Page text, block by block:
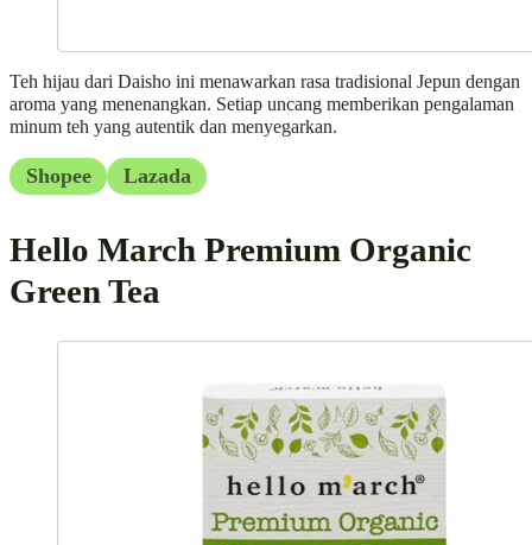
Teh hijau dari Daisho ini menawarkan rasa tradisional Jepun dengan
aroma yang menenangkan. Setiap uncang memberikan pengalaman
minum teh yang autentik dan menyegarkan.
Shopee Lazada
Hello March Premium Organic
Green Tea